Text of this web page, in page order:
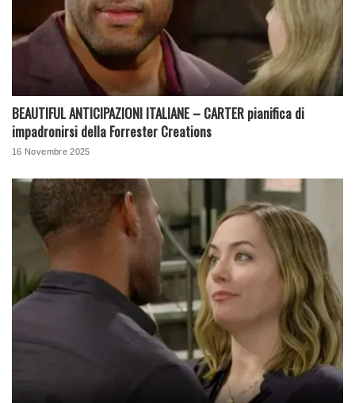
BEAUTIFUL ANTICIPAZIONI ITALIANE – CARTER pianifica di
impadronirsi della Forrester Creations
16 Novembre 2025